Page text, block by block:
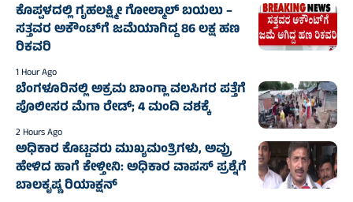
ಕೊಪ್ಪಳದಲ್ಲಿ ಗೃಹಲಕ್ಷ್ಮೀ ಗೋಲ್ಮಾಲ್‌ ಬಯಲು –
ಸತ್ತವರ ಅಕೌಂಟ್‌ಗೆ ಜಮೆಯಾಗಿದ್ದ 86 ಲಕ್ಷ ಹಣ
ರಿಕವರಿ
1 Hour Ago
ಬೆಂಗಳೂರಿನಲ್ಲಿ ಅಕ್ರಮ ಬಾಂಗ್ಲಾ ವಲಸಿಗರ ಪತ್ತೆಗೆ
ಪೊಲೀಸರ ಮೆಗಾ ರೇಡ್; 4 ಮಂದಿ ವಶಕ್ಕೆ
2 Hours Ago
ಅಧಿಕಾರ ಕೊಟ್ಟವರು ಮುಖ್ಯಮಂತ್ರಿಗಳು, ಅವ್ರು
ಹೇಳಿದ ಹಾಗೆ ಕೇಳ್ತೀನಿ: ಅಧಿಕಾರ ವಾಪಸ್ ಪ್ರಶ್ನೆಗೆ
ಬಾಲಕೃಷ್ಣ ರಿಯಾಕ್ಷನ್